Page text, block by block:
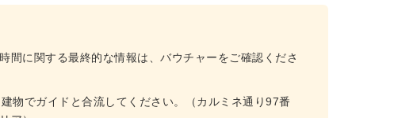
間に関する最終的な情報は、バウチャーをご確認くださ
物でガイドと合流してください。（カルミネ通り97番